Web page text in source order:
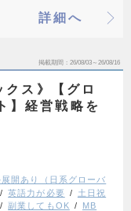
詳細へ
掲載期間 26/08/03～26/08/16
クス》【グロ
】経営戦略を
展開あり（日系グローバ
英語力が必要
土日祝
副業してもOK
MB